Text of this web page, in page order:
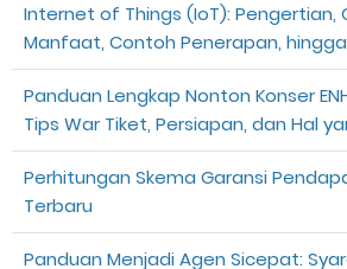
Internet of Things (IoT): Pengertian,
Manfaat, Contoh Penerapan,
Panduan Lengkap Nonton Konser
Tips War Tiket, Persiapan, dan Hal
Perhitungan Skema Garansi
Terbaru
Panduan Menjadi Agen Sicepat: